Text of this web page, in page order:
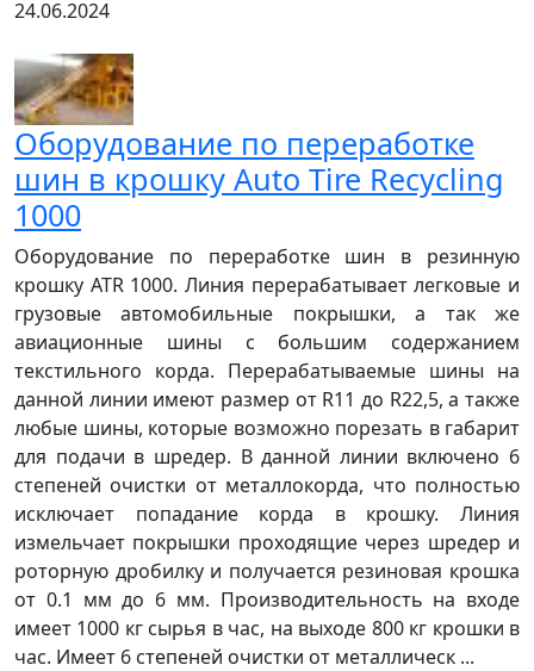
24.06.2024
Оборудование по переработке
шин в крошку Auto Tire Recycling
1000
Оборудование по переработке шин в резинную
крошку ATR 1000. Линия перерабатывает легковые и
грузовые автомобильные покрышки, а так же
авиационные шины с большим содержанием
текстильного корда. Перерабатываемые шины на
данной линии имеют размер от R11 до R22,5, а также
любые шины, которые возможно порезать в габарит
для подачи в шредер. В данной линии включено 6
степеней очистки от металлокорда, что полностью
исключает попадание корда в крошку. Линия
измельчает покрышки проходящие через шредер и
роторную дробилку и получается резиновая крошка
от 0.1 мм до 6 мм. Производительность на входе
имеет 1000 кг сырья в час, на выходе 800 кг крошки в
час. Имеет 6 степеней очистки от металлическ ...